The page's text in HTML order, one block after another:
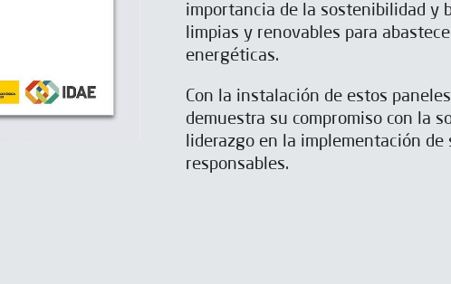
importancia de la sostenibilidad y
limpias y renovables para
energéticas.
Con la instalación de estos
demuestra su compromiso con la
liderazgo en la implementación
responsables.